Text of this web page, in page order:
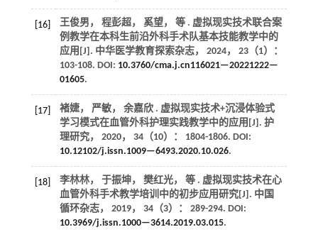
[16] 王俊男， 程彭超， 奚望， 等. 虚拟现实技术联合案
例教学在本科生前沿外科手术队基本技能教学中的
应用[J]. 中华医学教育探索杂志， 2024， 23（1）：
103-108. DOI: 10.3760/cma.j.cn116021—20221222—
01605.
[17]
褚婕， 严敏， 余嘉欣 . 虚拟现实技术+沉浸体验式
学习模式在血管外科护理实践教学中的应用[J]. 护
理研究， 2020， 34（10）： 1804-1806. DOI:
10.12102/j.issn.1009—6493.2020.10.026.
[18] 李林林， 于振坤， 樊红光， 等. 虚拟现实技术在心
血管外科手术教学培训中的初步应用研究[J]. 中国
循环杂志， 2019， 34（3）： 289-294. DOI:
10.3969/j.issn.1000—3614.2019.03.015.